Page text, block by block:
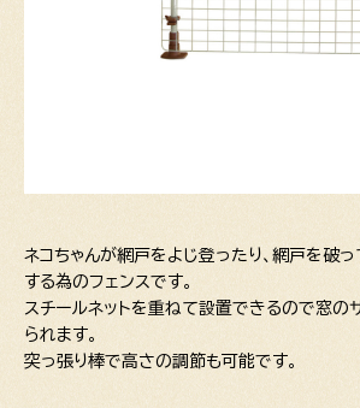
ネコちゃんが網戸をよじ登ったり、網戸を破
する為のフェンスです。
スチールネットを重ねて設置できるので窓の
られます。
突っ張り棒で高さの調節も可能です。